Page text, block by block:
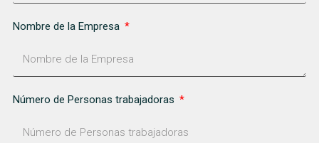
Nombre de la Empresa
Número de Personas trabajadoras